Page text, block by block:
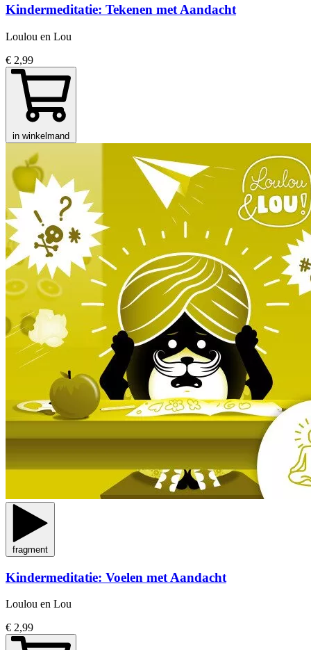
Kindermeditatie: Tekenen met Aandacht
Loulou en Lou
€ 2,99
in winkelmand
fragment
Kindermeditatie: Voelen met Aandacht
Loulou en Lou
€ 2,99